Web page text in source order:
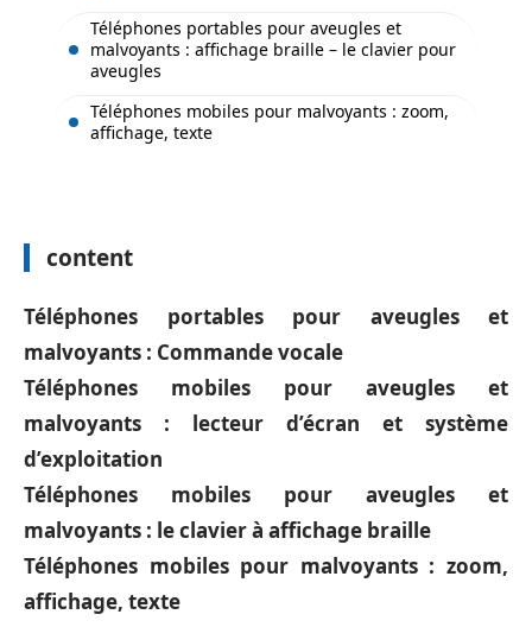
Téléphones portables pour aveugles et
malvoyants : affichage braille – le clavier pour
aveugles
Téléphones mobiles pour malvoyants : zoom,
affichage, texte
content
Téléphones portables pour aveugles et
malvoyants : Commande vocale
Téléphones mobiles pour aveugles et
malvoyants : lecteur d’écran et système
d’exploitation
Téléphones mobiles pour aveugles et
malvoyants : le clavier à affichage braille
Téléphones mobiles pour malvoyants : zoom,
affichage, texte